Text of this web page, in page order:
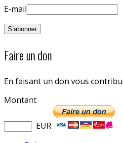
E-mail
Faire un don
En faisant un don vous
Montant
EUR